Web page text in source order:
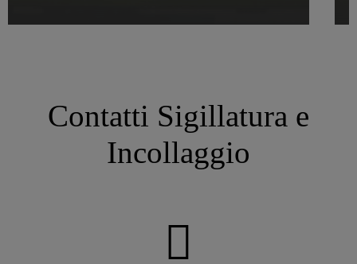
Contatti Sigillatura e
Incollaggio